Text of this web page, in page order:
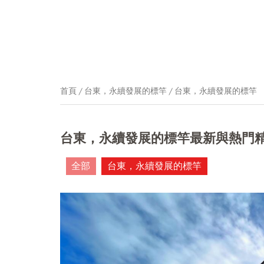
首頁 台東，永續發展的標竿 台東，永續發展的標竿
台東，永續發展的標竿最新與熱門
全部 台東，永續發展的標竿